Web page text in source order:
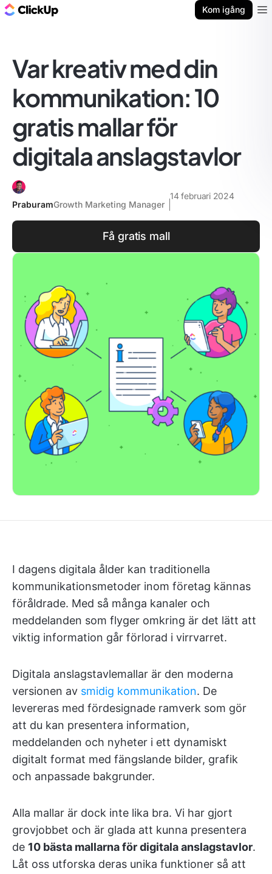
Kom igång
Var kreativ med din
kommunikation: 10
gratis mallar för
digitala anslagstavlor
PraburamGrowth Marketing Manager
14 februari 2024
Få gratis mall
I dagens digitala ålder kan traditionella
kommunikationsmetoder inom företag kännas
föråldrade. Med så många kanaler och
meddelanden som flyger omkring är det lätt att
viktig information går förlorad i virrvarret.
Digitala anslagstavlemallar är den moderna
versionen av smidig kommunikation. De
levereras med fördesignade ramverk som gör
att du kan presentera information,
meddelanden och nyheter i ett dynamiskt
digitalt format med fängslande bilder, grafik
och anpassade bakgrunder.
Alla mallar är dock inte lika bra. Vi har gjort
grovjobbet och är glada att kunna presentera
de 10 bästa mallarna för digitala anslagstavlor.
Låt oss utforska deras unika funktioner så att